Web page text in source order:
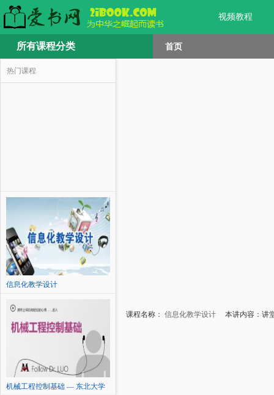
视频教程
所有课程分类 首页
热门课程
信息化教学设计
机械工程控制基础 — 东北大学
课程名称： 信息化教学设计 本讲内容：讲